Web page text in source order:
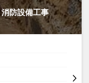
防設備工事